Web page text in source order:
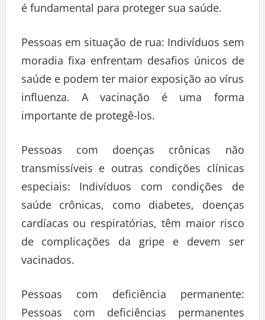
é fundamental para proteger sua saúde.
Pessoas em situação de rua: Indivíduos sem
moradia fixa enfrentam desafios únicos de
saúde e podem ter maior exposição ao vírus
influenza. A vacinação é uma forma
importante de protegê-los.
Pessoas com doenças crônicas não
transmissíveis e outras condições clínicas
especiais: Indivíduos com condições de
saúde crônicas, como diabetes, doenças
cardíacas ou respiratórias, têm maior risco
de complicações da gripe e devem ser
vacinados.
Pessoas com deficiência permanente:
Pessoas com deficiências permanentes